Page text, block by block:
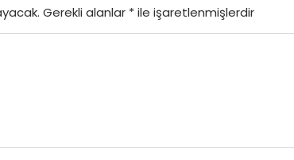
Gerekli alanlar *ile işaretlenmişlerdir